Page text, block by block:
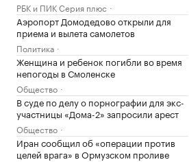
РБК и ПИК Серия плюс
Аэропорт Домодедово открыли для
приема и вылета самолетов
Политика
Женщина и ребенок погибли во время
непогоды в Смоленске
Общество
В суде по делу о порнографии для экс-
участницы «Дома-2» запросили арест
Общество
Иран сообщил об «операции против
целей врага» в Ормузском проливе